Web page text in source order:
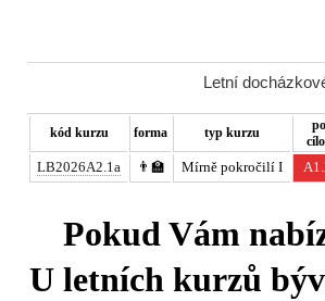
Letní
kód kurzu forma typ kurzu
LB2026A2.1a 👨‍🏫 Mírně pokročilí I
Pokud Vám
U letních kurzů